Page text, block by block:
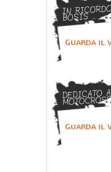
IN
BOSIS ...
GUARDA IL
DEDICATO
GUARDA IL